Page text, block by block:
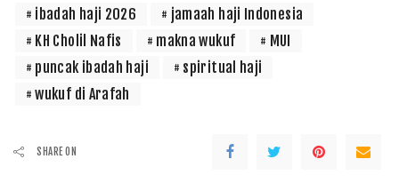
ibadah haji 2026
jamaah haji Indonesia
KH Cholil Nafis
makna wukuf
MUI
puncak ibadah haji
spiritual haji
wukuf di Arafah
SHARE ON